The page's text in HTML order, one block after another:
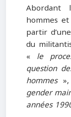
Abordant
hommes
partir
du
« le
question
hommes»,
gender
années